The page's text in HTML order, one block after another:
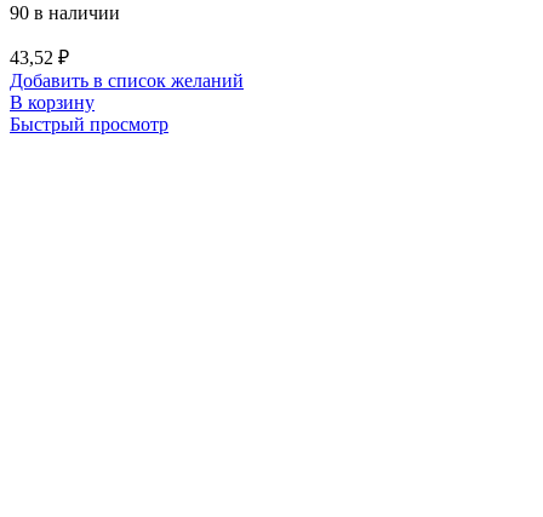
90 в наличии
43,52 ₽
Добавить в список желаний
В корзину
Быстрый просмотр